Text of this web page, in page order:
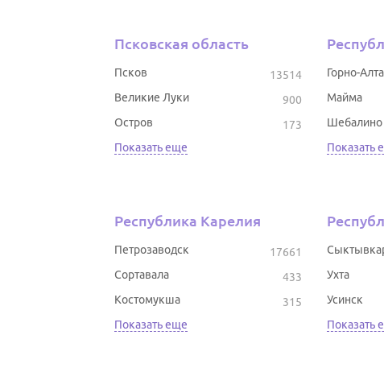
Псковская область
13514
Псков
900
Великие Луки
173
Остров
Показать еще
Горно-
Майма
Шебалино
Показать
Республика Карелия
17661
Петрозаводск
433
Сортавала
315
Костомукша
Показать еще
Ухта
Усинск
Показать